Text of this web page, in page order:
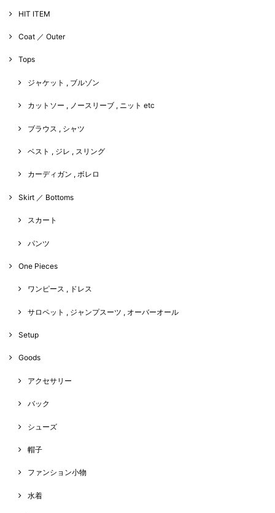
HIT ITEM
Coat ／ Outer
Tops
ジャケット , ブルゾン
カットソー , ノースリーブ , ニット etc
ブラウス , シャツ
ベスト , ジレ , スリング
カーディガン , ボレロ
Skirt ／ Bottoms
スカート
パンツ
One Pieces
ワンピース , ドレス
サロペット , ジャンプスーツ , オーバーオール
Setup
Goods
アクセサリー
バック
シューズ
帽子
ファンション小物
水着